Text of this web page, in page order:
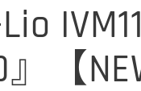
』【